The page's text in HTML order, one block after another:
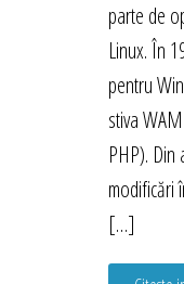
parte de
Linux. În
pentru
stiva
PHP).
modificări
[…]